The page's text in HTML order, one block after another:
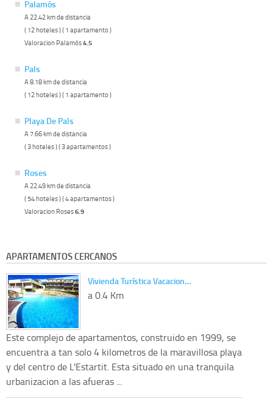
Palamós
A 22.42 km de distancia
( 12 hoteles ) ( 1 apartamento )
Valoracion Palamós4.5
Pals
A 8.18 km de distancia
( 12 hoteles ) ( 1 apartamento )
Playa De Pals
A 7.66 km de distancia
( 3 hoteles ) ( 3 apartamentos )
Roses
A 22.49 km de distancia
( 54 hoteles ) ( 4 apartamentos )
Valoracion Roses6.9
APARTAMENTOS CERCANOS
Vivienda Turística Vacacion…
a 0.4 Km
Este complejo de apartamentos, construido en 1999, se
encuentra a tan solo 4 kilometros de la maravillosa playa
y del centro de L'Estartit. Esta situado en una tranquila
urbanizacion a las afueras ...